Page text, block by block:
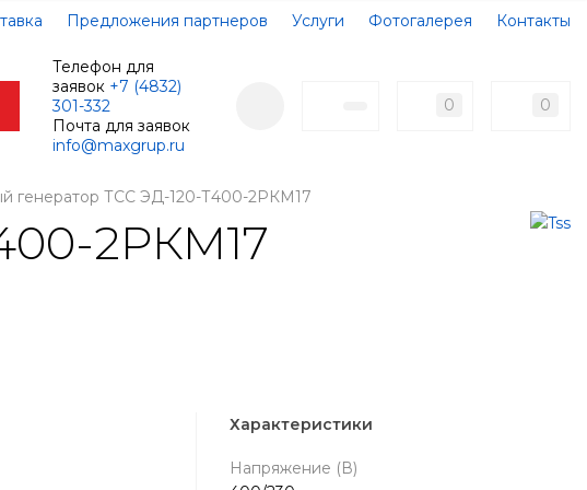
Предложения партнеров Услуги Фотогалерея Контакты
0 0
Телефон для
заявок +7 (4832)
301-332
Почта для заявок
info@maxgrup.ru
генератор ТСС ЭД-120-Т400-2РКМ17
2РКМ17
Характеристики
Напряжение (В)